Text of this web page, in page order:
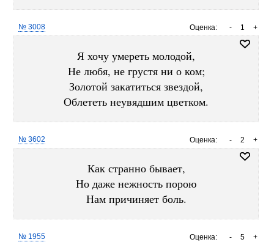
Оценка: +
1
-
№ 3008
Я хочу умереть молодой,
Не любя, не грустя ни о ком;
Золотой закатиться звездой,
Облететь неувядшим цветком.
Оценка: +
2
-
№ 3602
Как странно бывает,
Но даже нежность порою
Нам причиняет боль.
Оценка: +
5
-
№ 1955